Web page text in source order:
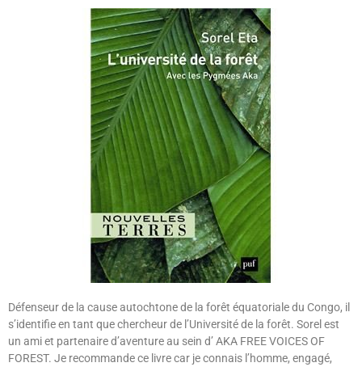
Défenseur de la cause autochtone de la forêt équatoriale du Congo, il
s’identifie en tant que chercheur de l’Université de la forêt. Sorel est
un ami et partenaire d’aventure au sein d’ AKA FREE VOICES OF
FOREST. Je recommande ce livre car je connais l’homme, engagé,